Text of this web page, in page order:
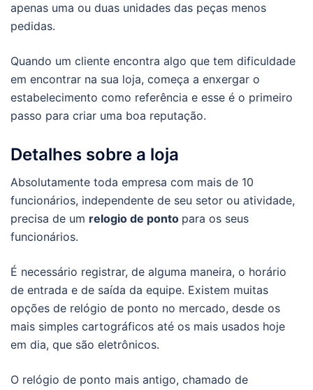
apenas uma ou duas unidades das peças menos
pedidas.
Quando um cliente encontra algo que tem dificuldade
em encontrar na sua loja, começa a enxergar o
estabelecimento como referência e esse é o primeiro
passo para criar uma boa reputação.
Detalhes sobre a loja
Absolutamente toda empresa com mais de 10
funcionários, independente de seu setor ou atividade,
precisa de um relogio de ponto para os seus
funcionários.
É necessário registrar, de alguma maneira, o horário
de entrada e de saída da equipe. Existem muitas
opções de relógio de ponto no mercado, desde os
mais simples cartográficos até os mais usados hoje
em dia, que são eletrônicos.
O relógio de ponto mais antigo, chamado de